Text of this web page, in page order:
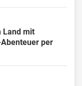
Land mit
per